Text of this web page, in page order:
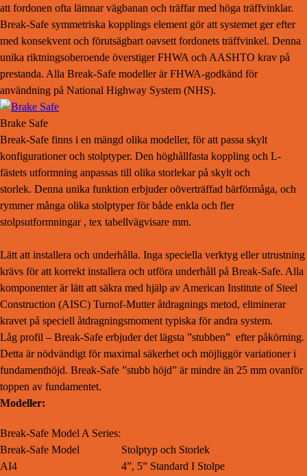
att fordonen ofta lämnar vägbanan och träffar med höga träffvinklar.
Break-Safe symmetriska kopplings element gör att systemet ger efter
med konsekvent och förutsägbart oavsett fordonets träffvinkel. Denna
unika riktningsoberoende överstiger FHWA och AASHTO krav på
prestanda. Alla Break-Safe modeller är FHWA-godkänd för
användning på National Highway System (NHS).
Brake Safe
Break-Safe finns i en mängd olika modeller, för att passa skylt
konfigurationer och stolptyper. Den höghållfasta koppling och L-
fästets utformning anpassas till olika storlekar på skylt och
storlek. Denna unika funktion erbjuder oöverträffad bärförmåga, och
rymmer många olika stolptyper för både enkla och fler
stolpsutformningar , tex tabellvägvisare mm.
Lätt att installera och underhålla. Inga speciella verktyg eller utrustning
krävs för att korrekt installera och utföra underhåll på Break-Safe. Alla
komponenter är lätt att säkra med hjälp av American Institute of Steel
Construction (AISC) ​​Turnof-Mutter åtdragnings metod, eliminerar
kravet på speciell åtdragningsmoment typiska för andra system.
Låg profil – Break-Safe erbjuder det lägsta ”stubben” efter påkörning.
Detta är nödvändigt för maximal säkerhet och möjliggör variationer i
fundamenthöjd. Break-Safe ”stubb höjd” är mindre än 25 mm ovanför
toppen av fundamentet.
Modeller:
Break-Safe Model A Series:
Break-Safe Model
Stolptyp och Storlek
AI4
4”, 5” Standard I Stolpe